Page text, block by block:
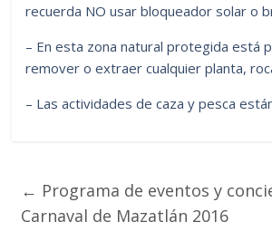
recuerda NO usar bloqueador solar o
– En esta zona natural protegida está
remover o extraer cualquier planta,
– Las actividades de caza y pesca
← Programa de eventos y
Carnaval de Mazatlán 2016